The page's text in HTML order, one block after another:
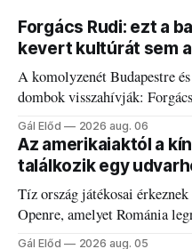
Forgács Rudi: ezt a
kevert kultúrát sem
A komolyzenét Budapestre
dombok visszahívják:
és határokról.
Gál Előd 2026 aug. 06
Az amerikaiaktól a
találkozik egy
Tíz ország játékosai
Openre, amelyet Románia
discgolfpályáján rendeznek
Gál Előd 2026 aug. 05